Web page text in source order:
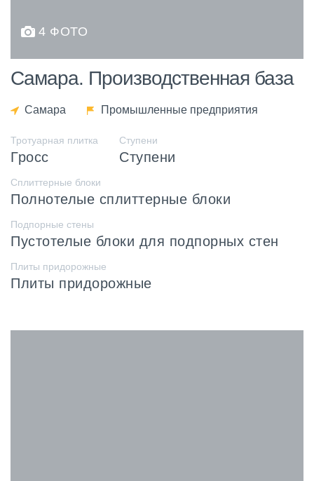
4 ФОТО
Самара. Производственная база
Самара Промышленные предприятия
Тротуарная плитка
Гросс
Ступени
Ступени
Сплиттерные блоки
Полнотелые сплиттерные блоки
Подпорные стены
Пустотелые блоки для подпорных стен
Плиты придорожные
Плиты придорожные